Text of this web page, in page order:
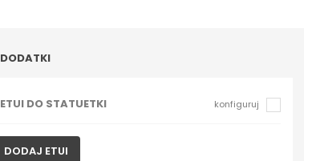
DODATKI
ETUI DO STATUETKI konfiguruj
DODAJ ETUI